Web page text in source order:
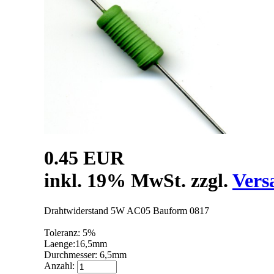
0.45 EUR
inkl. 19% MwSt. zzgl.
Drahtwiderstand 5W AC05 Bauform 0817
Toleranz: 5%
Laenge:16,5mm
Durchmesser: 6,5mm
Anzahl: